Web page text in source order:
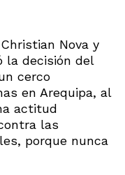
Nova y
la decisión del
cerco
en Arequipa, al
actitud
las
porque nunca